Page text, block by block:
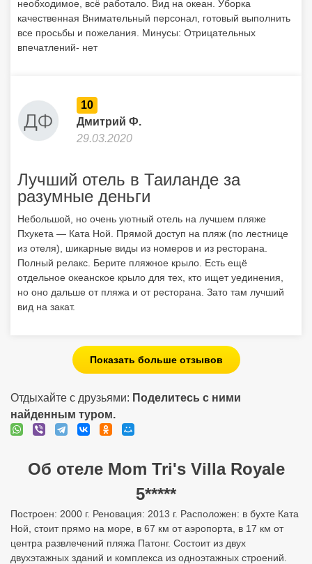
необходимое, всё работало. Вид на океан. Уборка
качественная Внимательный персонал, готовый выполнить
все просьбы и пожелания. Минусы: Отрицательных
впечатлений- нет
10
Дмитрий Ф.
29.03.2020
Лучший отель в Таиланде за
разумные деньги
Небольшой, но очень уютный отель на лучшем пляже
Пхукета — Ката Ной. Прямой доступ на пляж (по лестнице
из отеля), шикарные виды из номеров и из ресторана.
Полный релакс. Берите пляжное крыло. Есть ещё
отдельное океанское крыло для тех, кто ищет уединения,
но оно дальше от пляжа и от ресторана. Зато там лучший
вид на закат.
Показать больше отзывов
Отдыхайте с друзьями: Поделитесь с ними
найденным туром.
Об отеле Mom Tri's Villa Royale
5*****
Построен: 2000 г. Реновация: 2013 г. Расположен: в бухте Ката
Ной, стоит прямо на море, в 67 км от аэропорта, в 17 км от
центра развлечений пляжа Патонг. Состоит из двух
двухэтажных зданий и комплекса из одноэтажных строений.